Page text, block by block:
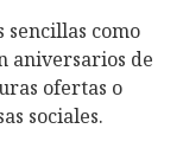
sencillas como
aniversarios de
ofertas o
sociales.